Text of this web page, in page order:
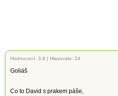
Hodnocení: 3.8 | Hlasovalo: 24
Goliáš
Co to David s prakem páše,